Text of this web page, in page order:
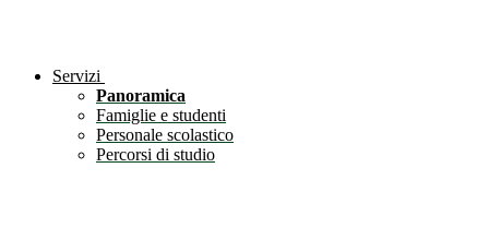
Servizi
Panoramica
Famiglie e studenti
Personale scolastico
Percorsi di studio